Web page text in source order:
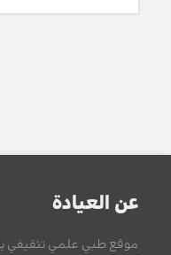
عن العيادة
موقع طبي علمي تثقيفي